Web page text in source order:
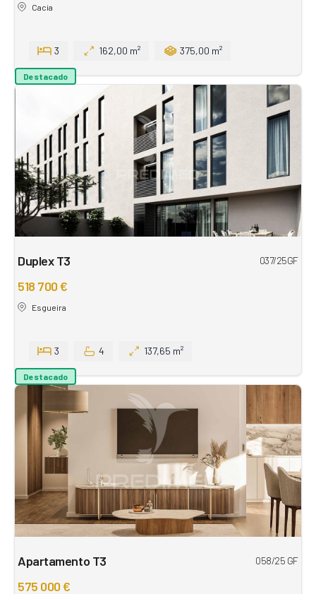
Cacia
3 162,00 m² 375,00 m²
Destacado
Duplex T3 037/25GF
518 700 €
Esgueira
3 4 137,65 m²
Destacado
Apartamento T3 058/25 GF
575 000 €